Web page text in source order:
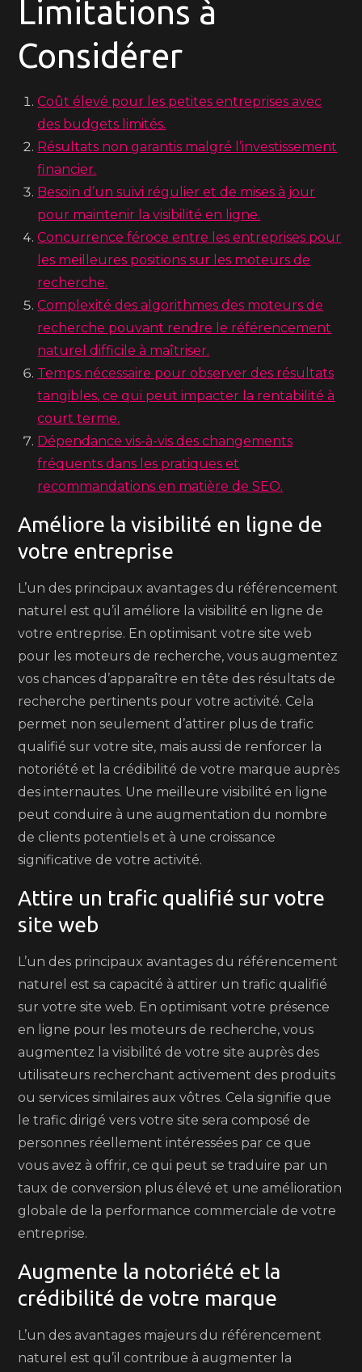
Limitations à
Considérer
Coût élevé pour les petites entreprises avec
des budgets limités.
Résultats non garantis malgré l’investissement
financier.
Besoin d’un suivi régulier et de mises à jour
pour maintenir la visibilité en ligne.
Concurrence féroce entre les entreprises pour
les meilleures positions sur les moteurs de
recherche.
Complexité des algorithmes des moteurs de
recherche pouvant rendre le référencement
naturel difficile à maîtriser.
Temps nécessaire pour observer des résultats
tangibles, ce qui peut impacter la rentabilité à
court terme.
Dépendance vis-à-vis des changements
fréquents dans les pratiques et
recommandations en matière de SEO.
Améliore la visibilité en ligne de
votre entreprise
L’un des principaux avantages du référencement
naturel est qu’il améliore la visibilité en ligne de
votre entreprise. En optimisant votre site web
pour les moteurs de recherche, vous augmentez
vos chances d’apparaître en tête des résultats de
recherche pertinents pour votre activité. Cela
permet non seulement d’attirer plus de trafic
qualifié sur votre site, mais aussi de renforcer la
notoriété et la crédibilité de votre marque auprès
des internautes. Une meilleure visibilité en ligne
peut conduire à une augmentation du nombre
de clients potentiels et à une croissance
significative de votre activité.
Attire un trafic qualifié sur votre
site web
L’un des principaux avantages du référencement
naturel est sa capacité à attirer un trafic qualifié
sur votre site web. En optimisant votre présence
en ligne pour les moteurs de recherche, vous
augmentez la visibilité de votre site auprès des
utilisateurs recherchant activement des produits
ou services similaires aux vôtres. Cela signifie que
le trafic dirigé vers votre site sera composé de
personnes réellement intéressées par ce que
vous avez à offrir, ce qui peut se traduire par un
taux de conversion plus élevé et une amélioration
globale de la performance commerciale de votre
entreprise.
Augmente la notoriété et la
crédibilité de votre marque
L’un des avantages majeurs du référencement
naturel est qu’il contribue à augmenter la